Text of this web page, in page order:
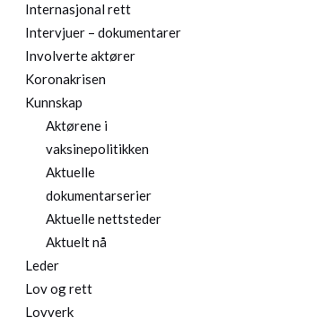
Internasjonal rett
Intervjuer – dokumentarer
Involverte aktører
Koronakrisen
Kunnskap
Aktørene i
vaksinepolitikken
Aktuelle
dokumentarserier
Aktuelle nettsteder
Aktuelt nå
Leder
Lov og rett
Lovverk